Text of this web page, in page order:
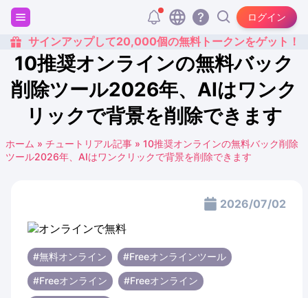
ログイン
サインアップして20,000個の無料トークンをゲット！
10推奨オンラインの無料バック
削除ツール2026年、AIはワンク
リックで背景を削除できます
ホーム » チュートリアル記事 » 10推奨オンラインの無料バック削除
ツール2026年、AIはワンクリックで背景を削除できます
2026/07/02
#無料オンライン #Freeオンラインツール
#Freeオンライン #Freeオンライン